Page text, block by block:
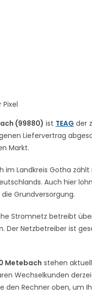
(99880) ist TEAG der
Liefervertrag
Markt.
im Landkreis Gotha zählt
Auch hier
Grundversorgung.
Stromnetz betreibt
Der Netzbetreiber ist
Metebach stehen aktuell
Wechselkunden
den Rechner oben, um